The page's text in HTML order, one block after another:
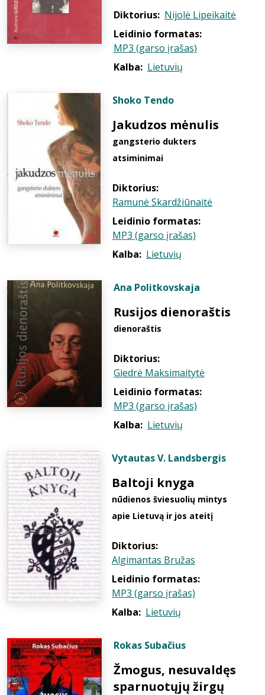
Diktorius: Nijolė Lipeikaitė
Leidinio formatas:
MP3 (garso įrašas)
Kalba: Lietuvių
Shoko Tendo
Jakudzos mėnulis
gangsterio dukters
atsiminimai
Diktorius:
Ramunė Skardžiūnaitė
Leidinio formatas:
MP3 (garso įrašas)
Kalba: Lietuvių
Ana Politkovskaja
Rusijos dienoraštis
dienoraštis
Diktorius:
Giedrė Maksimaitytė
Leidinio formatas:
MP3 (garso įrašas)
Kalba: Lietuvių
Vytautas V. Landsbergis
Baltoji knyga
nūdienos šviesuolių mintys
apie Lietuvą ir jos ateitį
Diktorius:
Algimantas Bružas
Leidinio formatas:
MP3 (garso įrašas)
Kalba: Lietuvių
Rokas Subačius
Žmogus, nesuvaldęs
sparnuotųjų žirgų